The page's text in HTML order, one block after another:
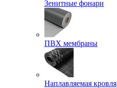
Зенитные фонари
ПВХ мембраны
Наплавляемая кровля